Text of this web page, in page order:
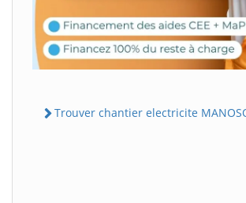
Trouver chantier electricite